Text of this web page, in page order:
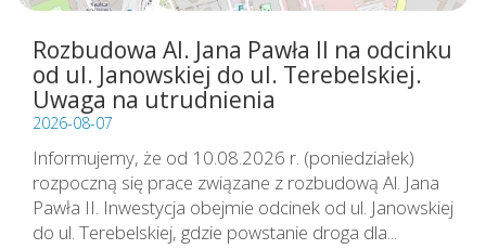
Rozbudowa Al. Jana Pawła II na odcinku
od ul. Janowskiej do ul. Terebelskiej.
Uwaga na utrudnienia
2026-08-07
Informujemy, że od 10.08.2026 r. (poniedziałek)
rozpoczną się prace związane z rozbudową Al. Jana
Pawła II. Inwestycja obejmie odcinek od ul. Janowskiej
do ul. Terebelskiej, gdzie powstanie droga dla...